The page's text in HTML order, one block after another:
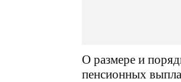
О размере и
пенсионных